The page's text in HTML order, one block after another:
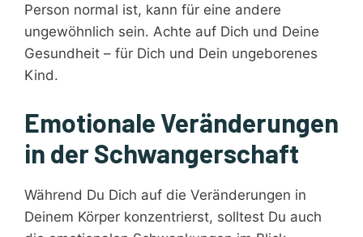
Person normal ist, kann für eine andere
ungewöhnlich sein. Achte auf Dich und Deine
Gesundheit – für Dich und Dein ungeborenes
Kind.
Emotionale Veränderungen
in der Schwangerschaft
Während Du Dich auf die Veränderungen in
Deinem Körper konzentrierst, solltest Du auch